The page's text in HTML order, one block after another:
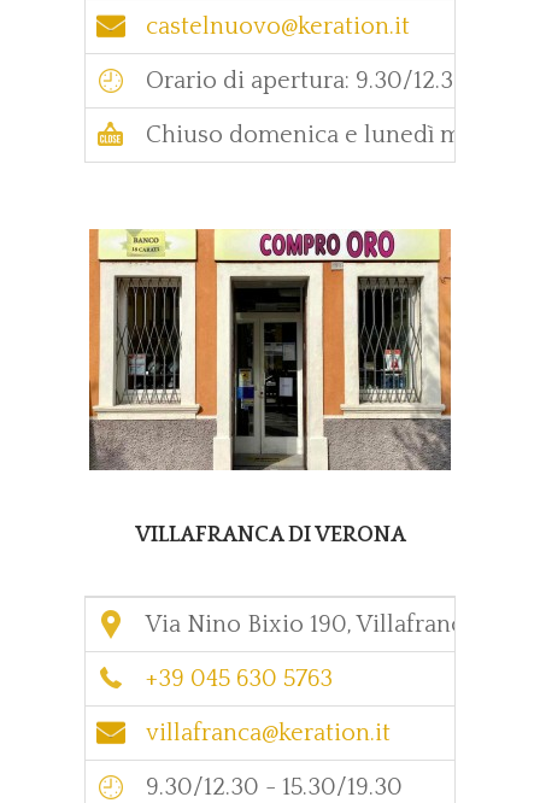
castelnuovo@keration.it
Orario di apertura: 9.30/12.30 -
Chiuso domenica e lunedì mattina.
VILLAFRANCA DI VERONA
Via Nino Bixio 190, Villafranca di
+39 045 630 5763
villafranca@keration.it
9.30/12.30 - 15.30/19.30